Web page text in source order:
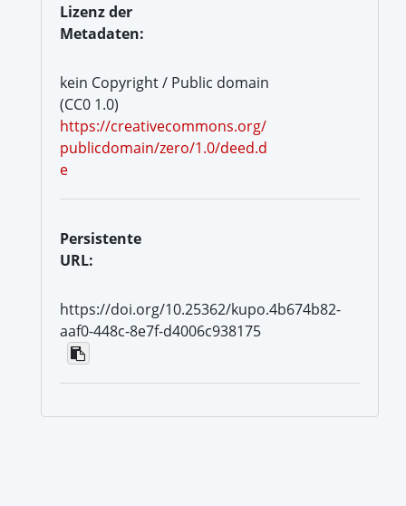
Lizenz der
Metadaten:
kein Copyright / Public domain
(CC0 1.0)
https://creativecommons.org/
publicdomain/zero/1.0/deed.d
e
Persistente
URL:
https://doi.org/10.25362/kupo.4b674b82-
aaf0-448c-8e7f-d4006c938175